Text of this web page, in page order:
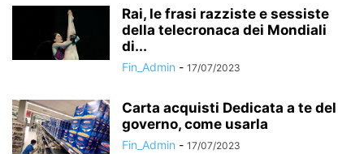
Rai, le frasi razziste e sessiste
della telecronaca dei Mondiali
di...
Fin_Admin - 17/07/2023
Carta acquisti Dedicata a te del
governo, come usarla
Fin_Admin - 17/07/2023